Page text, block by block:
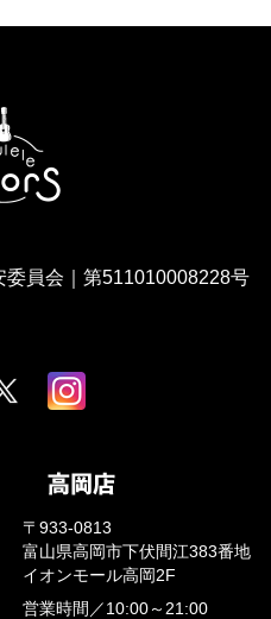
員会｜第511010008228号
〒933-0813
富山県高岡市下伏間江383番地
イオンモール高岡2F
営業時間／ 10:00～21:00